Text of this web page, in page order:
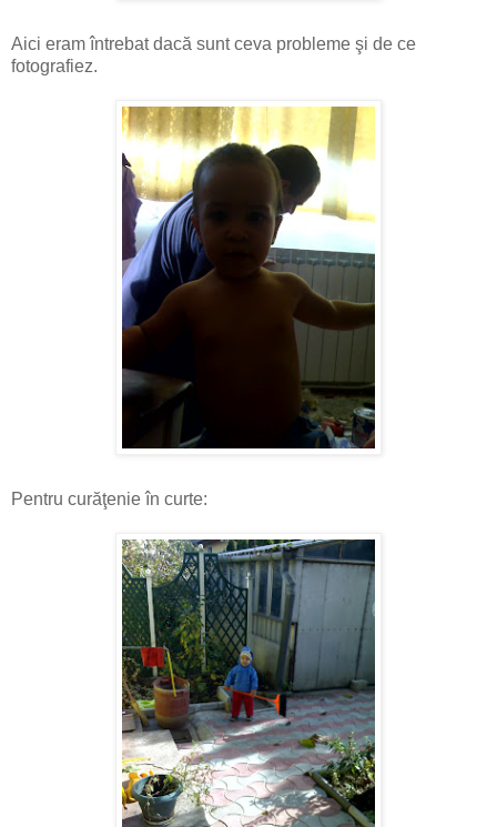
Aici eram întrebat dacă sunt ceva probleme şi de ce
fotografiez.
Pentru curăţenie în curte: